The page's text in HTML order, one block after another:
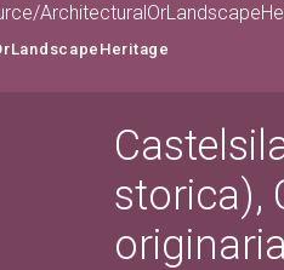
storica),